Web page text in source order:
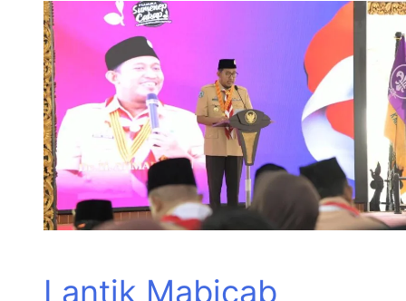
Lantik Mabicab